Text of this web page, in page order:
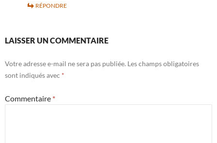
RÉPONDRE
LAISSER UN COMMENTAIRE
Votre adresse e-mail ne sera pas publiée. Les champs obligatoires
sont indiqués avec *
Commentaire *